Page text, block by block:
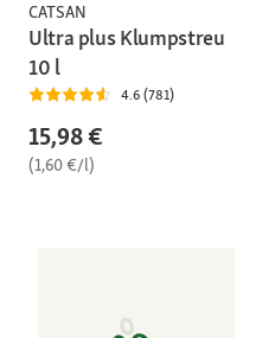
CATSAN
Ultra plus Klumpstreu
10 l
4.6 (781)
15,98 €
(1,60 €/l)